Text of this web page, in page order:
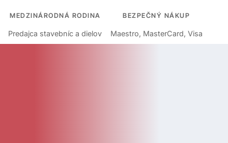
MEDZINÁRODNÁ RODINA
Predajca stavebníc a dielov
BEZPEČNÝ NÁKUP
Maestro, MasterCard, Visa